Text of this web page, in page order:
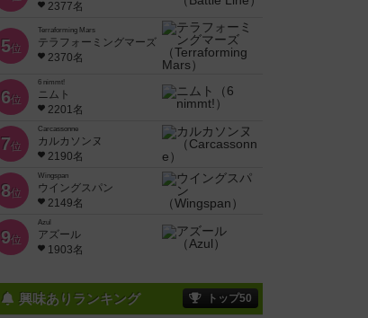
2377名
5位
Terraforming Mars
テラフォーミングマーズ
2370名
6位
6 nimmt!
ニムト
2201名
7位
Carcassonne
カルカソンヌ
2190名
8位
Wingspan
ウイングスパン
2149名
9位
Azul
アズール
1903名
興味ありランキング トップ50